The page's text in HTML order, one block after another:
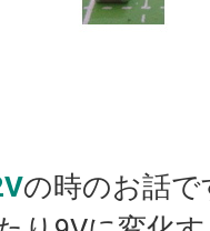
の時のお話で